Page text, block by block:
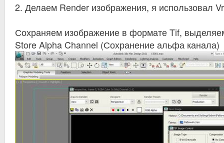
2. Делаем Render изображения, я использовал
Сохраняем изображение в формате Tif,
Store Alpha Channel (Сохранение альфа канала)